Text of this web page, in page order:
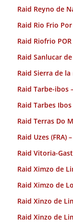
Raid Reyno de
Raid Rio Frio
Raid Riofrio POR
Raid Sanlucar
Raid Sierra de la
Raid Tarbe-ibos
Raid Tarbes Ibos
Raid Terras Do
Raid Uzes (FRA)
Raid Vitoria-
Raid Ximzo de
Raid Ximzo de
Raid Xinzo de
Raid Xinzo de